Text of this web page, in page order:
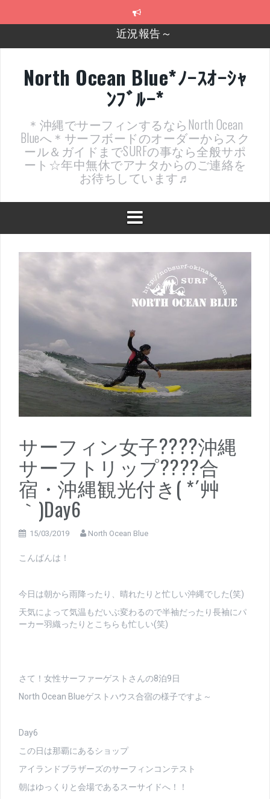
2026年明けました〜
近況報告ww
ヤッチマッターーーー！！！
支部長就任報告と支部予選・検定開催決定！
近況報告～
North Ocean Blue*ﾉｰｽｵｰｼｬ
ﾝﾌﾞﾙｰ*
＊沖縄でサーフィンするならNorth Ocean
Blueへ＊サーフボードのオーダーからスク
ール＆ガイドまでSURFの事なら全般サポ
ート☆年中無休でアナタからのご連絡を
お待ちしています♬
サーフィン女子????沖縄
サーフトリップ????合
宿・沖縄観光付き( *´艸
｀)Day6
15/03/2019 North Ocean Blue
こんばんは！
今日は朝から雨降ったり、晴れたりと忙しい沖縄でした(笑)
天気によって気温もだいぶ変わるので半袖だったり長袖にパ
ーカー羽織ったりとこちらも忙しい(笑)
さて！女性サーファーゲストさんの8泊9日
North Ocean Blueゲストハウス合宿の様子ですよ～
Day6
この日は那覇にあるショップ
アイランドブラザーズのサーフィンコンテスト
朝はゆっくりと会場であるスーサイドへ！！